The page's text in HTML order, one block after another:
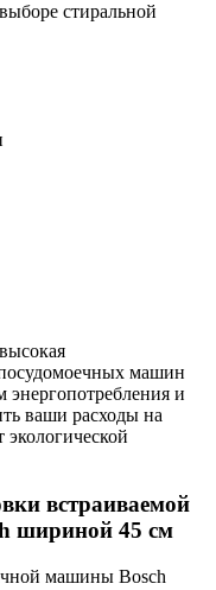
стиральной
машин
и
ваши расходы на
встраиваемой
шириной 45 см
машины Bosch